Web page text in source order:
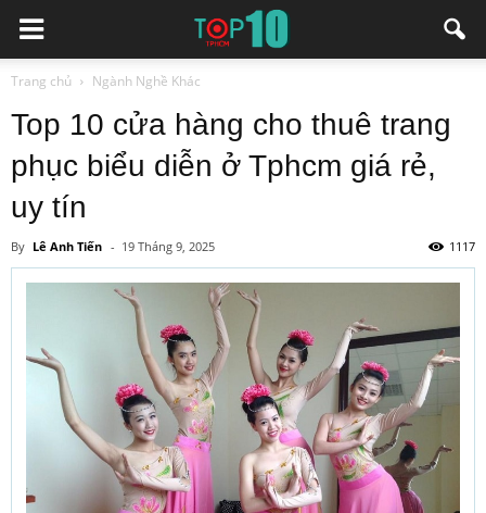
Trang chủ Ngành Nghề Khác
Top 10 cửa hàng cho thuê trang
phục biểu diễn ở Tphcm giá rẻ,
uy tín
By Lê Anh Tiến - 19 Tháng 9, 2025 1117